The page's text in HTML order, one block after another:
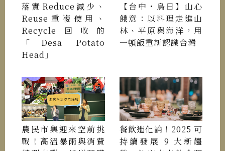
落實Reduce減少、
Reuse重複使用、
Recycle回收的
「Desa Potato
Head」
【台中・烏日】山心
餓意：以料理走進山
林、平原與海洋，用
一頓飯重新認識台灣
農民市集迎來空前挑
戰！高溫暴雨與消費
餐飲進化論！2025 可
持續發展 9 大新趨